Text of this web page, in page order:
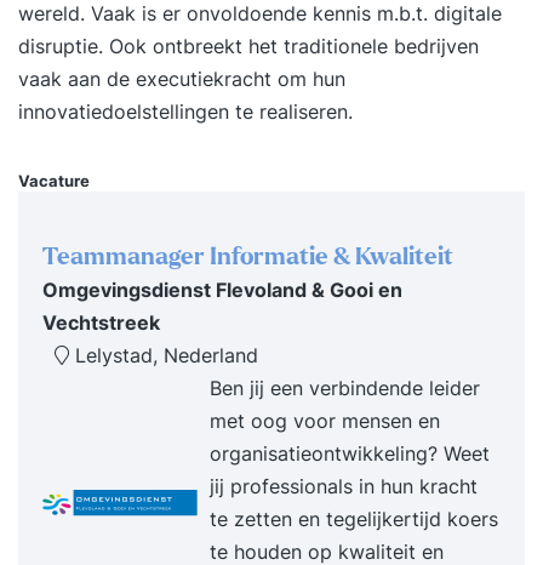
wereld. Vaak is er onvoldoende kennis m.b.t. digitale
disruptie. Ook ontbreekt het traditionele bedrijven
vaak aan de executiekracht om hun
innovatiedoelstellingen te realiseren.
Vacature
Teammanager Informatie & Kwaliteit
Omgevingsdienst Flevoland & Gooi en
Vechtstreek
Lelystad, Nederland
Ben jij een verbindende leider
met oog voor mensen en
organisatieontwikkeling? Weet
jij professionals in hun kracht
te zetten en tegelijkertijd koers
te houden op kwaliteit en